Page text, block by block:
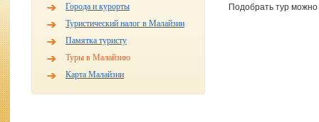
Города и курорты
Туристический налог в Малайзии
Памятка туристу
Туры в Малайзию
Карта Малайзии
Подобрать тур